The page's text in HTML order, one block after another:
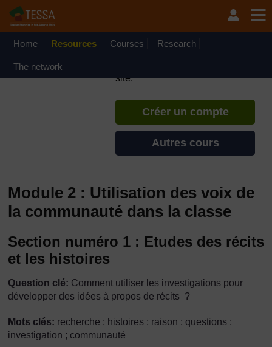
Home Resources Courses Research
The network
TESSA - République du
Si vous créez un compte, vous
site.
Créer un compte
Autres cours
Module 2 : Utilisation des voix de
la communauté dans la classe
Section numéro 1 : Etudes des récits
et les histoires
Question clé: Comment utiliser les investigations pour
développer des idées à propos de récits ?
Mots clés: recherche ; histoires ; raison ; questions ;
investigation ; communauté